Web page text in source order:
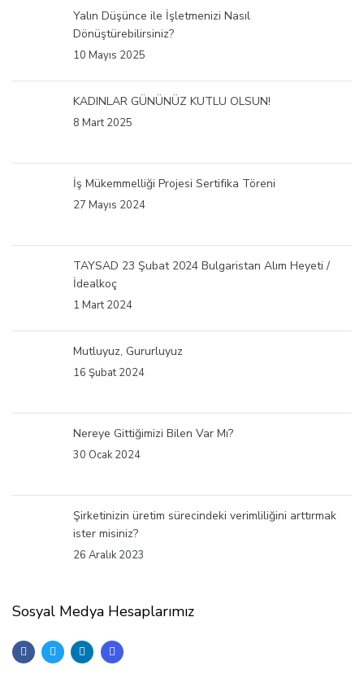
Yalın Düşünce ile İşletmenizi Nasıl
Dönüştürebilirsiniz?
10 Mayıs 2025
KADINLAR GÜNÜNÜZ KUTLU OLSUN!
8 Mart 2025
İş Mükemmelliği Projesi Sertifika Töreni
27 Mayıs 2024
TAYSAD 23 Şubat 2024 Bulgaristan Alım Heyeti /
İdealkoç
1 Mart 2024
Mutluyuz, Gururluyuz
16 Şubat 2024
Nereye Gittiğimizi Bilen Var Mı?
30 Ocak 2024
Şirketinizin üretim sürecindeki verimliliğini arttırmak
ister misiniz?
26 Aralık 2023
Sosyal Medya Hesaplarımız